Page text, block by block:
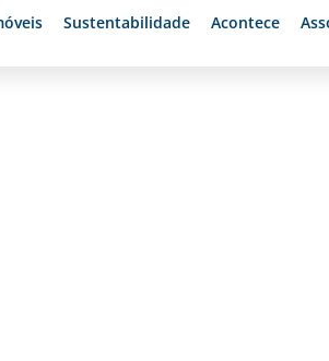
Sustentabilidade Acontece